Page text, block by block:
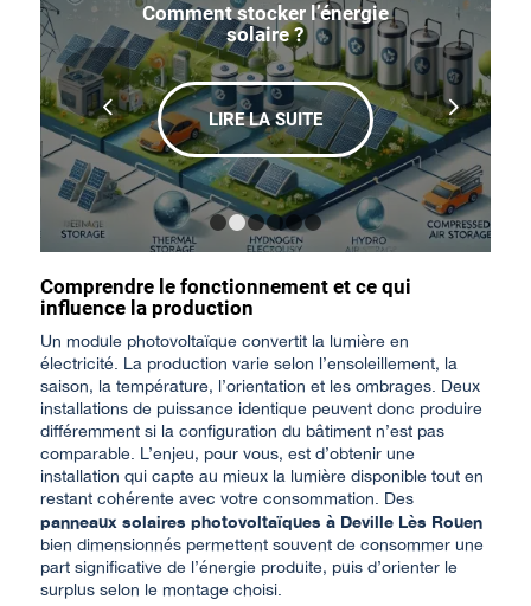
Comment stocker l’énergie
solaire ?
LIRE LA SUITE
2 3 4 6
Comprendre le fonctionnement et ce qui
influence la production
Un module photovoltaïque convertit la lumière en
électricité. La production varie selon l’ensoleillement, la
saison, la température, l’orientation et les ombrages. Deux
installations de puissance identique peuvent donc produire
différemment si la configuration du bâtiment n’est pas
comparable. L’enjeu, pour vous, est d’obtenir une
installation qui capte au mieux la lumière disponible tout en
restant cohérente avec votre consommation. Des
panneaux solaires photovoltaïques à Deville Lès Rouen
bien dimensionnés permettent souvent de consommer une
part significative de l’énergie produite, puis d’orienter le
surplus selon le montage choisi.